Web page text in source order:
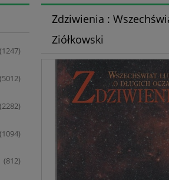
(1247)
(5012)
(2282)
(1094)
(812)
Zdziwienia :
Ziółkowski